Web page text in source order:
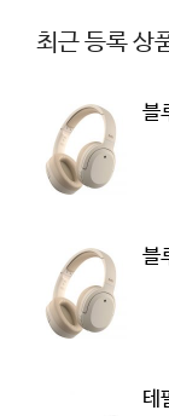
최근 등록 상
블
블
테